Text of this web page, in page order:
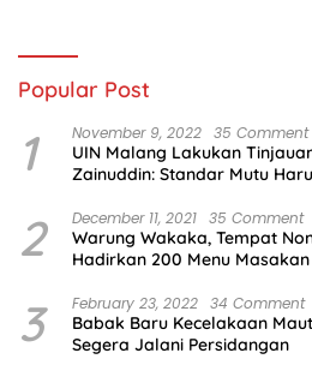
Popular Post
1 November 9, 2022 35 Comment
UIN Malang Lakukan
Zainuddin: Standar Mutu
2 December 11, 2021 35 Comment
Warung Wakaka, Tempat
Hadirkan 200 Menu
3 February 23, 2022 34 Comment
Babak Baru Kecelakaan
Segera Jalani Persidangan